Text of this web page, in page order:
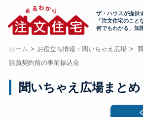
ザ・ハウスが提供
「注文住宅のこと
何でもわかる」知
ホーム お役立ち情報：聞いちゃえ広場
請負契約前の事前振込金
聞いちゃえ広場まとめ